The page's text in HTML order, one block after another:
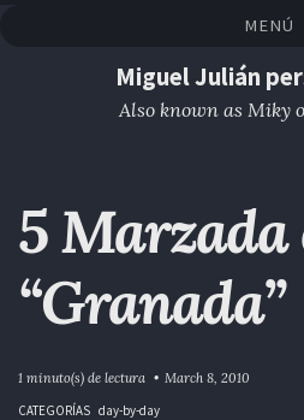
MENÚ
Miguel Julián
Also known as Miky
5 Marzada
“Granada”
1 minuto(s) de lectura
March 8, 2010
CATEGORÍAS day-by-day